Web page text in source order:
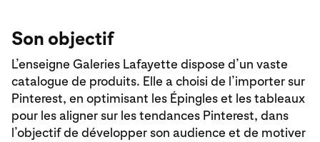
Son objectif
L’enseigne Galeries Lafayette dispose d’un vaste
catalogue de produits. Elle a choisi de l’importer sur
Pinterest, en optimisant les Épingles et les tableaux
pour les aligner sur les tendances Pinterest, dans
l’objectif de développer son audience et de motiver